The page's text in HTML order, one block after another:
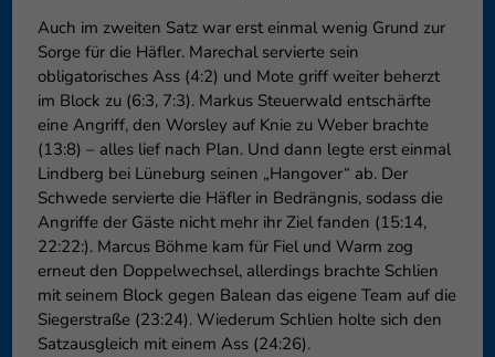
Auch im zweiten Satz war erst einmal wenig Grund zur
Sorge für die Häfler. Marechal servierte sein
obligatorisches Ass (4:2) und Mote griff weiter beherzt
im Block zu (6:3, 7:3). Markus Steuerwald entschärfte
eine Angriff, den Worsley auf Knie zu Weber brachte
(13:8) – alles lief nach Plan. Und dann legte erst einmal
Lindberg bei Lüneburg seinen „Hangover“ ab. Der
Schwede servierte die Häfler in Bedrängnis, sodass die
Angriffe der Gäste nicht mehr ihr Ziel fanden (15:14,
22:22:). Marcus Böhme kam für Fiel und Warm zog
erneut den Doppelwechsel, allerdings brachte Schlien
mit seinem Block gegen Balean das eigene Team auf die
Siegerstraße (23:24). Wiederum Schlien holte sich den
Satzausgleich mit einem Ass (24:26).